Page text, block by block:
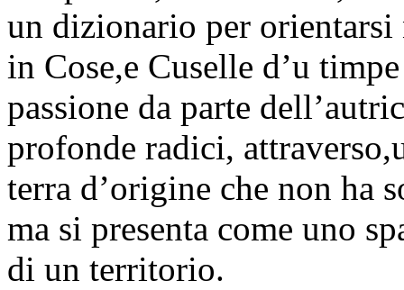
un dizionario per orientarsi
in Cose,e Cuselle d’u
passione da parte
profonde radici,
terra d’origine che non ha
ma si presenta come uno
di un territorio.